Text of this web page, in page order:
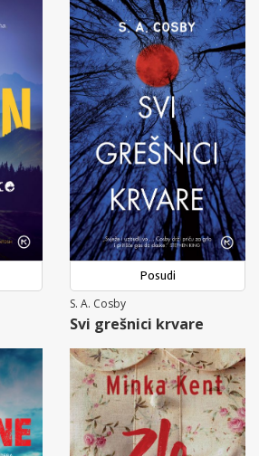
Posudi
S. A. Cosby
Svi grešnici krvare